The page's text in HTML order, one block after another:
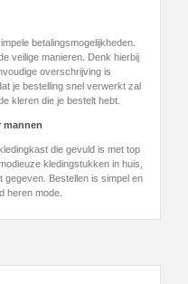
betalingsmogelijkheden.
veilige manieren. Denk hierbij
overschrijving is
je bestelling snel verwerkt zal
kleren die je bestelt hebt.
mannen
die gevuld is met top
kledingstukken in huis,
gegeven. Bestellen is simpel en
heren mode.